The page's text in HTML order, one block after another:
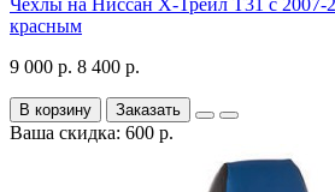
красным
9 000 р. 8 400 р.
В корзину Заказать
Ваша скидка: 600 р.